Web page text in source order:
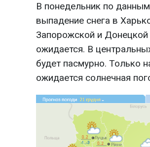
В понедельник по
выпадение снега в
Запорожской и
ожидается. В
будет пасмурно. Только
ожидается солнечная